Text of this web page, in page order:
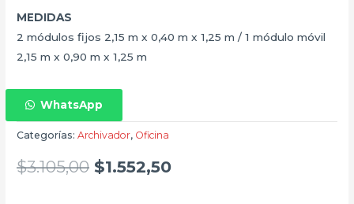
MEDIDAS
2 módulos fijos 2,15 m x 0,40 m x 1,25 m / 1 módulo móvil
2,15 m x 0,90 m x 1,25 m
WhatsApp
Categorías:Archivador, Oficina
$3.105,00 $1.552,50